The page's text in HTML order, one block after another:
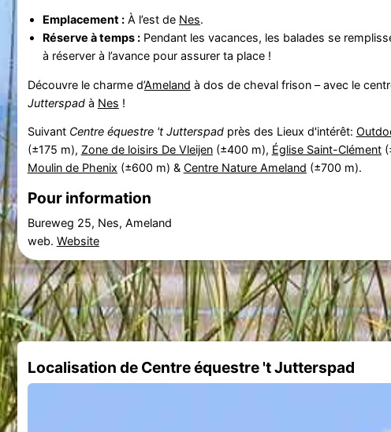
Emplacement :À l’est de Nes.
Réserve à temps :Pendant les vacances, les balades se
à réserver à l’avance pour assurer ta place !
Découvre le charme d’Ameland à dos de cheval frison – avec le
Jutterspadà Nes !
Suivant Centre équestre 't Jutterspadprès des Lieux d'intérêt:
(±175 m), Zone de loisirs De Vleijen(±400 m), Église Saint-Clément
Moulin de Phenix (±600 m) & Centre Nature Ameland (±700 m).
Pour information
Bureweg 25, Nes, Ameland
web. Website
Localisation de Centre équestre 't Jutterspad